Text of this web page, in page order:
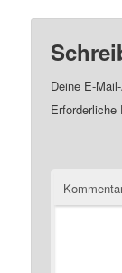
Deine E-